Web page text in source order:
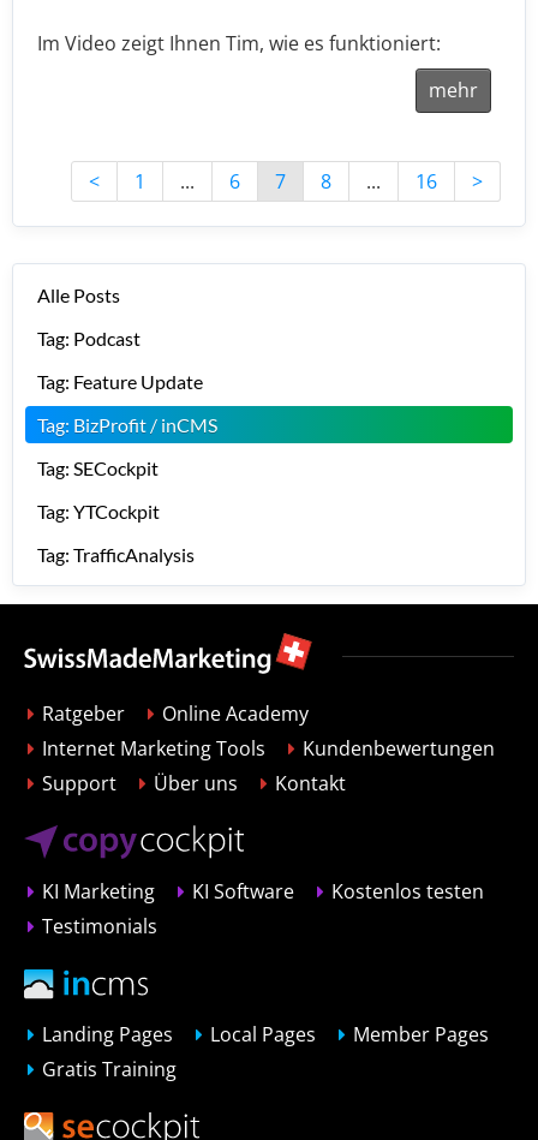
Im Video zeigt Ihnen Tim, wie es funktioniert:
mehr
< 1 ... 6 7 8 ... 16 >
Alle Posts
Tag: Podcast
Tag: Feature Update
Tag: BizProfit / inCMS
Tag: SECockpit
Tag: YTCockpit
Tag: TrafficAnalysis
Ratgeber
Online Academy
Internet Marketing Tools
Kundenbewertungen
Support
Über uns Kontakt
KI Marketing KI Software
Kostenlos testen
Testimonials
Landing Pages Local Pages
Member Pages
Gratis Training